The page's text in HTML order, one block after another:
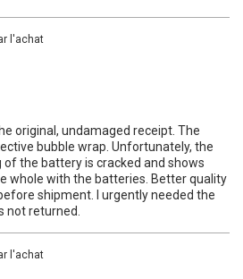
l'achat
original, undamaged receipt. The
bubble wrap. Unfortunately, the
the battery is cracked and shows
whole with the batteries. Better quality
shipment. I urgently needed the
not returned.
l'achat